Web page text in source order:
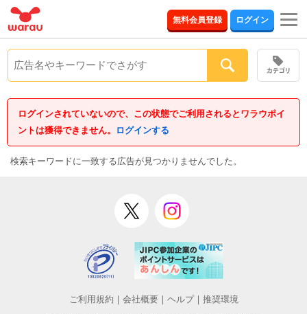
無料会員登録 ログイン
ログインされていないので、この状態でご利用されるとワラウポイ
ントは獲得できません。
ログインする
検索キーワードに一致する広告が見つかりませんでした。
ご利用規約 ｜ 会社概要｜ ヘルプ｜ 推奨環境